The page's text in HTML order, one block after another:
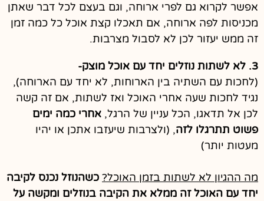
אפשר לקרוא גם לפרי ארוחה, וגם בעצם לכל דבר שאתן
מכניסות לפה ארוחה, אם תאכלו קצת אוכל כל כמה זמן
זה ממש יעזור לכן לא לסבול מצרבות.
3. לא לשתות נוזלים יחד עם אוכל מוצק-
(לחכות עם השתיה בין הארוחות, לא יחד עם הארוחה),
נגיד לחכות שעה אחרי האוכל ואז לשתות, אם זה קשה
לכן אל תדאגו, הכל עניין של הרגל, אחרי כמה ימים
פשוט תתרגלו לזה, (ולצרבות שיעזבו אתכן או יהיו
מעטות יותר)
מה ההגיון לא לשתות בזמן האוכל? כשהנוזל נכנס לקיבה
יחד עם האוכל זה ממלא את הקיבה בנוזלים ומקשה על